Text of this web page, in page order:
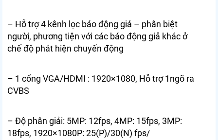
– Hỗ trợ 4 kênh lọc báo động giả – phân biệt
người, phương tiện với các báo động giả khác ở
chế độ phát hiện chuyển động
– 1 cổng VGA/HDMI : 1920×1080, Hỗ trợ 1ngõ ra
CVBS
– Độ phân giải: 5MP: 12fps, 4MP: 15fps, 3MP:
18fps, 1920×1080P: 25(P)/30(N) fps/